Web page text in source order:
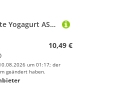
bodhi Yogamatte Yogagurt ASANA BELT PRO, 3m x 38mm, metall lila
10,49 €
um 01:17; der
geändert haben.